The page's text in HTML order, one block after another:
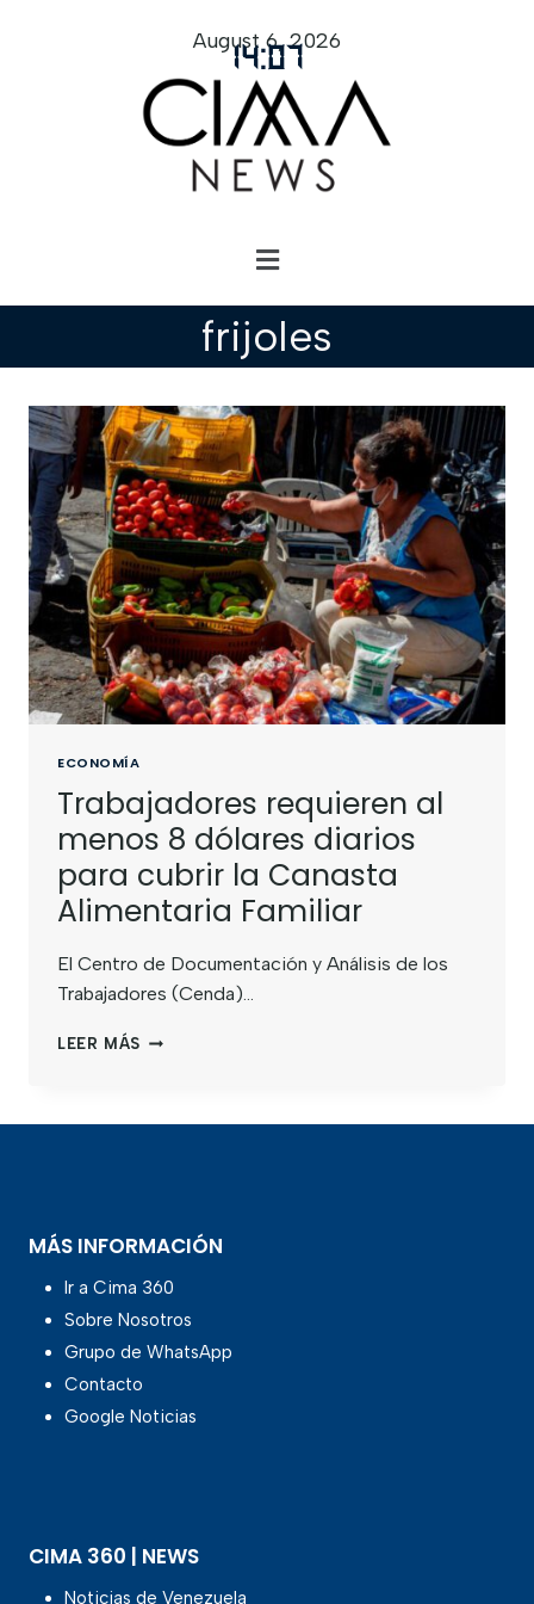
14:07
August 6, 2026
frijoles
ECONOMÍA
Trabajadores requieren al
menos 8 dólares diarios
para cubrir la Canasta
Alimentaria Familiar
El Centro de Documentación y Análisis de los
Trabajadores (Cenda)…
LEER MÁS
MÁS INFORMACIÓN
Ir a Cima 360
Sobre Nosotros
Grupo de WhatsApp
Contacto
Google Noticias
CIMA 360 | NEWS
Noticias de Venezuela